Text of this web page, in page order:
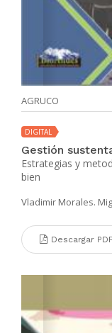
AGRUCO
DIGITAL
Gestión
Estrategias y
bien
Vladimir Morales.
Descargar